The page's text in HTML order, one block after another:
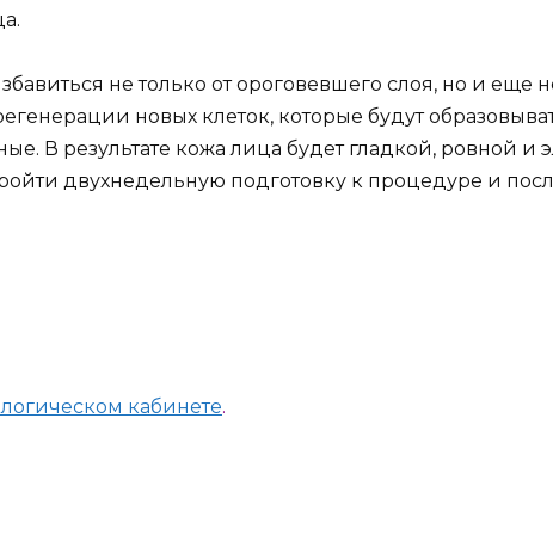
не только от ороговевшего слоя, но и еще
новых клеток, которые будут
В результате кожа лица будет гладкой, ровной и
двухнедельную подготовку к процедуре и
кабинете.